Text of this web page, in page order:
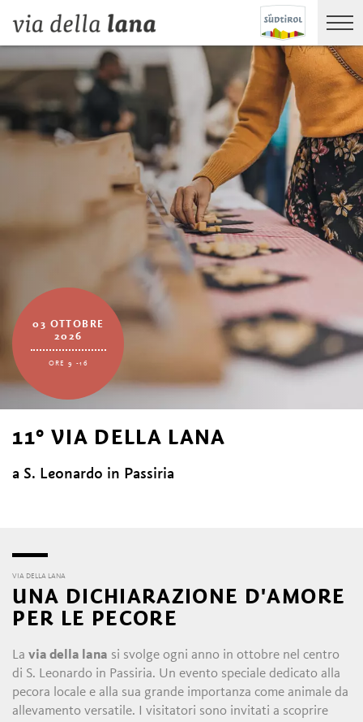
11° VIA DELLA LANA
a S. Leonardo in Passiria
03 OTTOBRE
2026
ORE 9 -16
VIA DELLA LANA
UNA DICHIARAZIONE D'AMORE
PER LE PECORE
Lavia della lana si svolge ogni anno in ottobre nel centro
di S. Leonardo in Passiria. Un evento speciale dedicato alla
pecora locale e alla sua grande importanza come animale da
allevamento versatile. I visitatori sono invitati a scoprire